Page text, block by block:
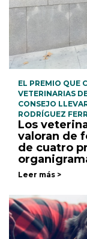
EL PREMIO QUE
VETERINARIAS
CONSEJO
RODRÍGUEZ
Los
valoran de
de cuatro
Leer más >